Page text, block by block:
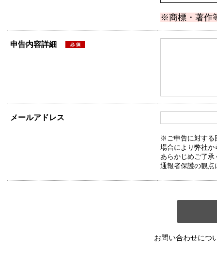
※商標・著作
申告内容詳細
メールアドレス
※ご申告に対する
場合により弊社か
あらかじめご了承
通報者保護の観点
お問い合わせにつ